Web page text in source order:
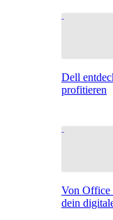
Dell
profitieren
Von Office
dein